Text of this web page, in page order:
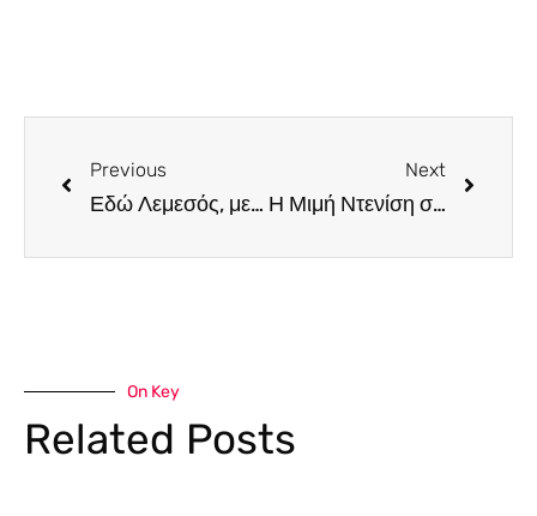
Previous
Εδώ Λεμεσός, με το πλήρες πρόγραμμα για το πιο τρελό καρναβάλι
Next
Η Μιμή Ντενίση στην Κύπρο με τη συγκλονιστική παράσταση “Κι από Σμύρνη… Σαλονίκη”
On Key
Related Posts